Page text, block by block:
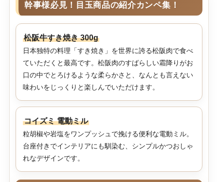
幹事様必見！目玉商品の紹介カンペ集！
松阪牛すき焼き 300g
日本独特の料理「すき焼き」を世界に誇る松阪肉で食べ
ていただくと最高です。松阪肉のすばらしい霜降りがお
口の中でとろけるような柔らかさと、なんとも言えない
味わいをじっくりと楽しんでいただけます。
コイズミ 電動ミル
粒胡椒や岩塩をワンプッシュで挽ける便利な電動ミル。
台座付きでインテリアにも馴染む、シンプルかつおしゃ
れなデザインです。